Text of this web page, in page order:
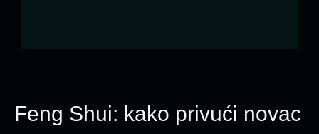
Feng Shui: kako privući novac